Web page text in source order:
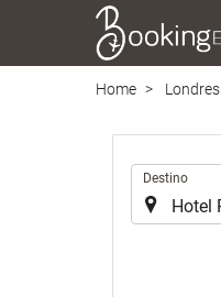
Home Londres
Destino